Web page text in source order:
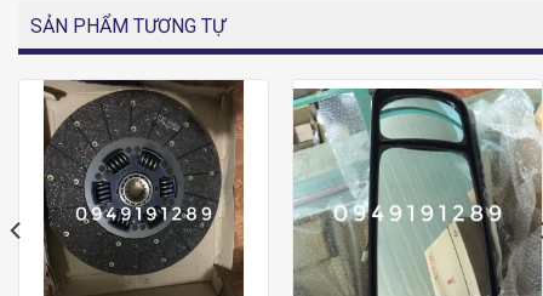
SẢN PHẨM TƯƠNG TỰ